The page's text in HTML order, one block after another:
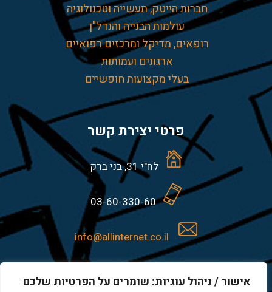
אישור / ניהול עוגיות: שומרים על הפרטיות שלכם
חברות הייטק, תעשייה וטכנולוגיה
עולמות הבנייה והנדל"ן
רופאים, מדיקל ומרכזים רפואיים
ארגונים ועמותות
בעלי מקצועות חופשיים
פרטי יצירת קשר
לח"י 31, בני ברק
03-60-330-60
info@allinternet.co.il